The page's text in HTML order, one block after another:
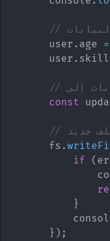
        user
. age =
        user
.
const
جديد
        fs
.
if
(
}
} ) ;